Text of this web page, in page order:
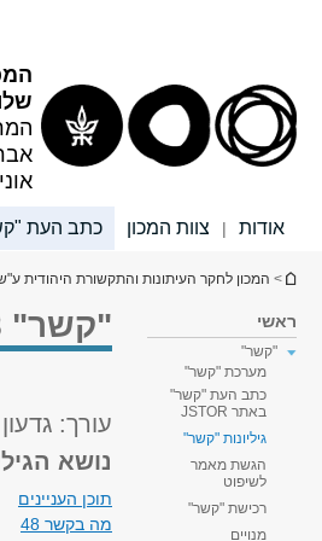
אודות | צוות המכון כתב העת
הינך נמצא כאן
> המכון לחקר העיתונות והתקשורת היהודית
ראשי
"קשר"
מערכת "קשר"
כתב העת "קשר"
באתר JSTOR
גיליונות "קשר"
הגשת מאמר
לשיפוט
רכישת "קשר"
מנויים
"קשר" 48 | חורף 2016
עורך:
נושא
תוכן העניינים
מה בקשר 48